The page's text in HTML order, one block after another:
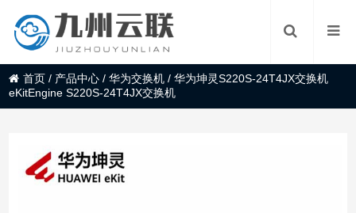
首页 / 产品中心 /华为交换机 /华为坤灵S220S-24T4JX交换机
eKitEngine S220S-24T4JX交换机